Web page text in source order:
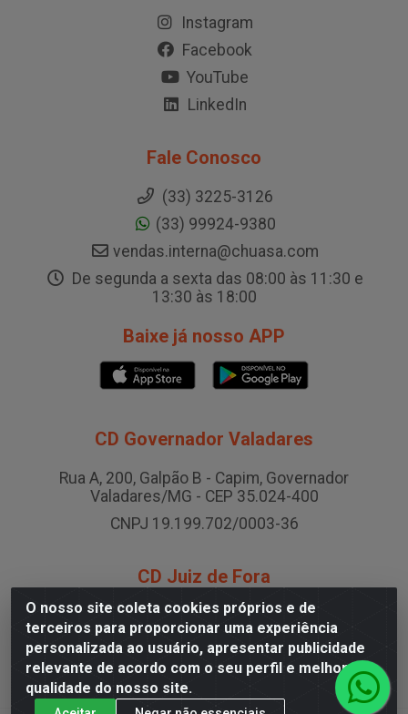
O nosso site coleta cookies próprios e de
terceiros para proporcionar uma experiência
personalizada ao usuário, apresentar publicidade
relevante de acordo com o seu perfil e melhorar a
qualidade do nosso site.
Instagram
Facebook
YouTube
LinkedIn
Fale Conosco
(33) 3225-3126
(33) 99924-9380
vendas.interna@chuasa.com
De segunda a sexta das 08:00 às 11:30 e
13:30 às 18:00
Baixe já nosso APP
CD Governador Valadares
Rua A, 200, Galpão B - Capim, Governador
Valadares/MG - CEP 35.024-400
CNPJ 19.199.702/0003-36
CD Juiz de Fora
Rodovia BR-040 , Nº 0, Área B2 Condominio Brasil
LOG - São Pedro, Juiz de Fora/MG
CNPJ 19.199.702/0005-06